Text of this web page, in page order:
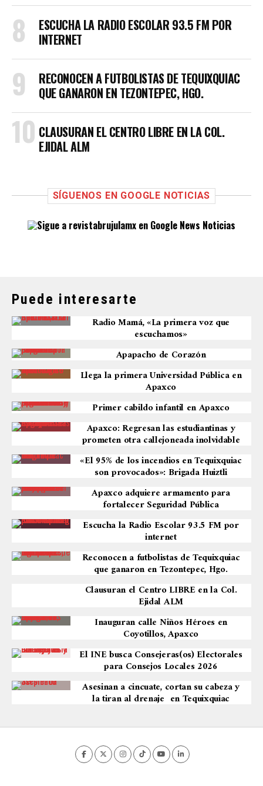
ESCUCHA LA RADIO ESCOLAR 93.5 FM POR
INTERNET
RECONOCEN A FUTBOLISTAS DE TEQUIXQUIAC
QUE GANARON EN TEZONTEPEC, HGO.
CLAUSURAN EL CENTRO LIBRE EN LA COL.
EJIDAL ALM
SÍGUENOS EN GOOGLE NOTICIAS
Puede interesarte
Radio Mamá, «La primera voz que
escuchamos»
Apapacho de Corazón
Llega la primera Universidad Pública en
Apaxco
Primer cabildo infantil en Apaxco
Apaxco: Regresan las estudiantinas y
prometen otra callejoneada inolvidable
«El 95% de los incendios en Tequixquiac
son provocados»: Brigada Huiztli
Apaxco adquiere armamento para
fortalecer Seguridad Pública
Escucha la Radio Escolar 93.5 FM por
internet
Reconocen a futbolistas de Tequixquiac
que ganaron en Tezontepec, Hgo.
Clausuran el Centro LIBRE en la Col.
Ejidal ALM
Inauguran calle Niños Héroes en
Coyotillos, Apaxco
El INE busca Consejeras(os) Electorales
para Consejos Locales 2026
Asesinan a cincuate, cortan su cabeza y
la tiran al drenaje en Tequixquiac